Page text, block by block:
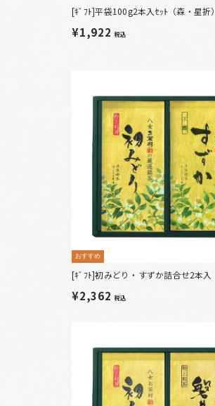
[ｷﾞﾌﾄ]平袋100g2本入ｾｯﾄ（森・星折）
¥1,922税込
おすすめ
[ｷﾞﾌﾄ]初みどり・すずか詰合せ2本入
¥2,362税込